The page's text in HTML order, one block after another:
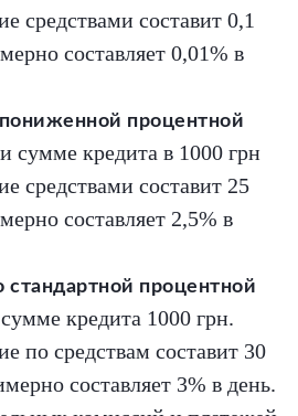
средствами составит 0,1
составляет 0,01% в
процентной
сумме кредита в 1000 грн
средствами составит 25
составляет 2,5% в
стандартной процентной
кредита 1000 грн.
по средствам составит 30
составляет 3% в день.